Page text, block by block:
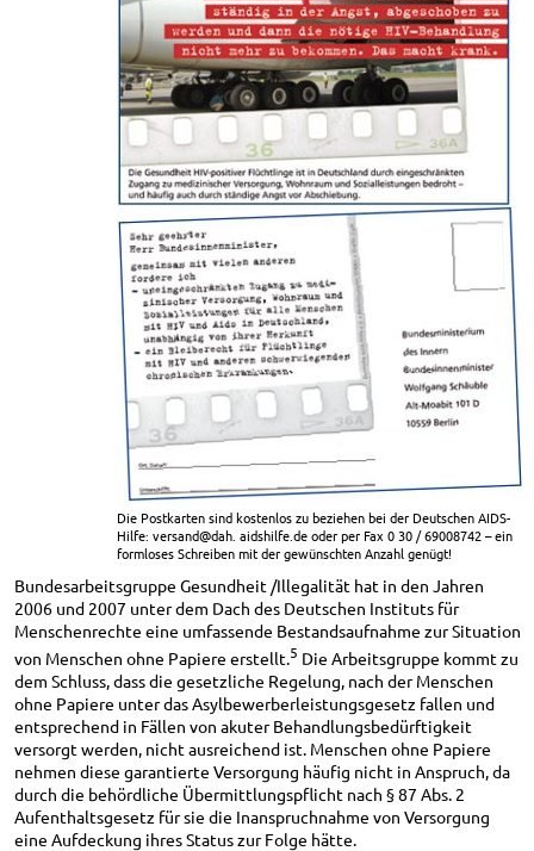
Die Postkarten sind kostenlos zu beziehen bei der Deutschen AIDS-
Hilfe: versand@dah. aidshilfe.de oder per Fax 0 30 / 69008742 – ein
formloses Schreiben mit der gewünschten Anzahl genügt!
Bundesarbeitsgruppe Gesundheit /Illegalität hat in den Jahren
2006 und 2007 unter dem Dach des Deutschen Instituts für
Menschenrechte eine umfassende Bestandsaufnahme zur Situation
von Menschen ohne Papiere erstellt.5 Die Arbeitsgruppe kommt zu
dem Schluss, dass die gesetzliche Regelung, nach der Menschen
ohne Papiere unter das Asylbewerberleistungsgesetz fallen und
entsprechend in Fällen von akuter Behandlungsbedürftigkeit
versorgt werden, nicht ausreichend ist. Menschen ohne Papiere
nehmen diese garantierte Versorgung häufig nicht in Anspruch, da
durch die behördliche Übermittlungspflicht nach § 87 Abs. 2
Aufenthaltsgesetz für sie die Inanspruchnahme von Versorgung
eine Aufdeckung ihres Status zur Folge hätte.